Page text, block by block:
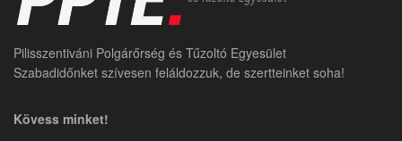
Pilisszentiváni Polgárőrség és Tűzoltó Egyesület
Szabadidőnket szívesen feláldozzuk, de szertteinket soha!
Kövess minket!